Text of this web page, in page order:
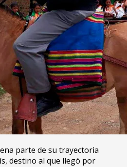
parte de su trayectoria
destino al que llegó por